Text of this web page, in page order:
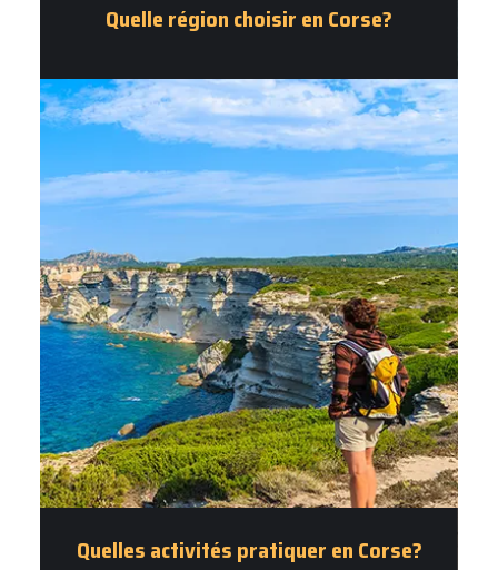
Quelle région choisir en Corse?
Quelles activités pratiquer en Corse?